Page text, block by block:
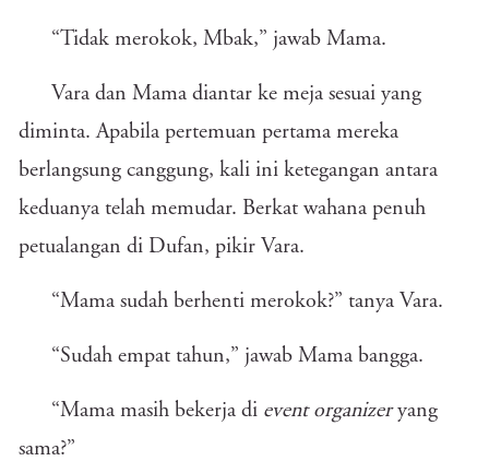
“Tidak merokok, Mbak,” jawab Mama.
Vara dan Mama diantar ke meja sesuai yang
diminta. Apabila pertemuan pertama mereka
berlangsung canggung, kali ini ketegangan antara
keduanya telah memudar. Berkat wahana penuh
petualangan di Dufan, pikir Vara.
“Mama sudah berhenti merokok?” tanya Vara.
“Sudah empat tahun,” jawab Mama bangga.
“Mama masih bekerja di event organizeryang
sama?”